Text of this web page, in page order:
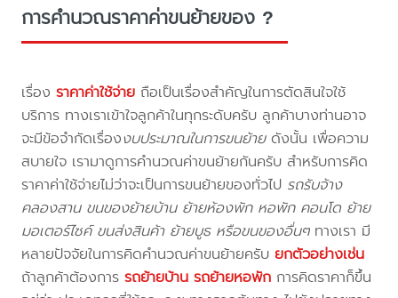
การคำนวณราคาค่าขนย้ายของ ?
เรื่องราคาค่าใช้จ่าย ถือเป็นเรื่องสำคัญในการตัดสินใจใช้
บริการ ทางเราเข้าใจลูกค้าในทุกระดับครับ ลูกค้าบางท่านอาจ
จะมีข้อจำกัดเรื่องงบประมาณในการขนย้ายดังนั้น เพื่อความ
สบายใจ เรามาดูการคำนวณค่าขนย้ายกันครับ สำหรับการคิด
ราคาค่าใช้จ่ายไม่ว่าจะเป็นการขนย้ายของทั่วไป รถรับจ้าง
คลองสาน ขนของย้ายบ้าน ย้ายห้องพัก หอพัก คอนโด ย้าย
มอเตอร์ไซค์ ขนส่งสินค้า ย้ายบูธ หรือขนของอื่นๆทางเรา มี
หลายปัจจัยในการคิดคำนวณค่าขนย้ายครับยกตัวอย่างเช่น
ถ้าลูกค้าต้องการรถย้ายบ้าน รถย้ายหอพัก การคิดราคาก็ขึ้น